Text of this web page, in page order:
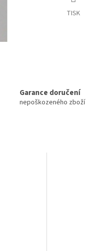
TISK
Garance doručení
nepoškozeného zboží